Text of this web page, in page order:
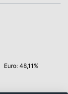
Euro: 48,11%